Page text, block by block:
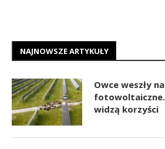
NAJNOWSZE ARTYKUŁY
Owce weszły
widzą korzyści